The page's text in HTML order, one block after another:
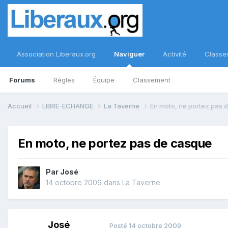
Association Liberaux.org Naviguer
Forums Règles Équipe Classement
Activité
Accueil LIBRE-ECHANGE La Taverne En moto, ne portez pas
En moto, ne portez pas de casque
Par José
14 octobre 2009 dans La Taverne
José Posté 14 octobre 2009